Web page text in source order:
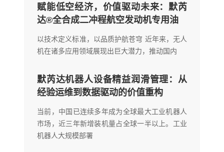
赋能低空经济，价值驱动未来：默芮
达®全合成二冲程航空发动机专用油
以技术定义标准，以品质护航苍穹 近年来，无人
机在诸多应用领域展现出巨大潜力，推动国内
默芮达机器人设备精益润滑管理：从
经验运维到数据驱动的价值重构
当前，中国已连续多年成为全球最大工业机器人
市场，近三年新增装机量占全球一半以上。工业
机器人大规模部署